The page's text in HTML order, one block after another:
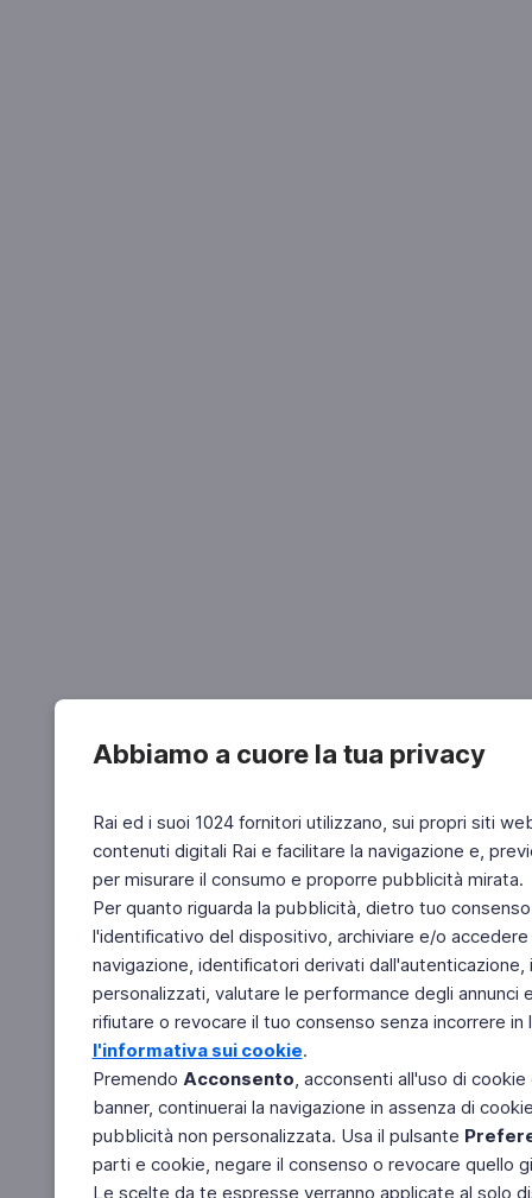
Abbiamo a cuore la tua privacy
Rai ed i suoi 1024 fornitori utilizzano, sui propri siti
contenuti digitali Rai e facilitare la navigazione e,
per misurare il consumo e proporre pubblicità mirata.
Per quanto riguarda la pubblicità, dietro tuo
l'identificativo del dispositivo, archiviare e/o
navigazione, identificatori derivati
personalizzati, valutare le performance degli
rifiutare o revocare il tuo consenso senza incorrere
l'informativa sui cookie.
Premendo Acconsento, acconsenti all'uso di
banner, continuerai la navigazione in assenza di
pubblicità non personalizzata. Usa il pulsante
parti e cookie, negare il consenso o revocare quello
Le scelte da te espresse verranno applicate al solo